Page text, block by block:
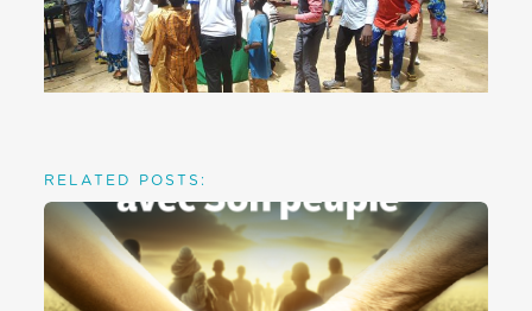
RELATED POSTS: